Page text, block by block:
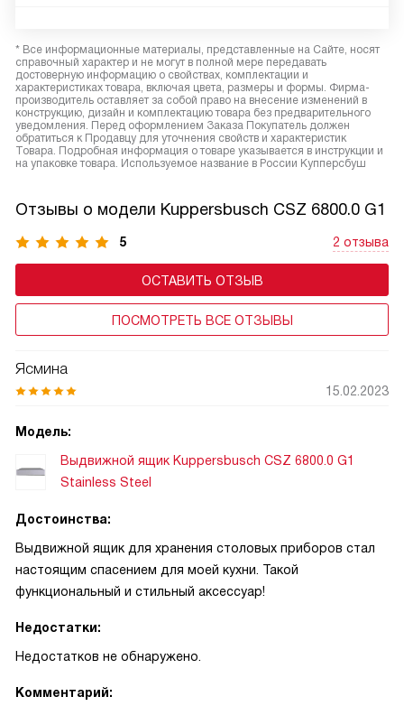
* Все информационные материалы, представленные на Сайте, носят
справочный характер и не могут в полной мере передавать
достоверную информацию о свойствах, комплектации и
характеристиках товара, включая цвета, размеры и формы. Фирма-
производитель оставляет за собой право на внесение изменений в
конструкцию, дизайн и комплектацию товара без предварительного
уведомления. Перед оформлением Заказа Покупатель должен
обратиться к Продавцу для уточнения свойств и характеристик
Товара. Подробная информация о товаре указывается в инструкции и
на упаковке товара. Используемое название в России Купперсбуш
Отзывы о модели Kuppersbusch CSZ 6800.0 G1
5 2 отзыва
ОСТАВИТЬ ОТЗЫВ
ПОСМОТРЕТЬ ВСЕ ОТЗЫВЫ
Ясмина
15.02.2023
Модель:
Выдвижной ящик Kuppersbusch CSZ 6800.0 G1
Stainless Steel
Достоинства:
Выдвижной ящик для хранения столовых приборов стал
настоящим спасением для моей кухни. Такой
функциональный и стильный аксессуар!
Недостатки:
Недостатков не обнаружено.
Комментарий: